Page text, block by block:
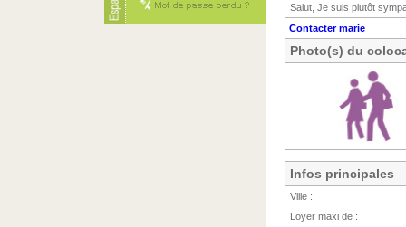
Salut, Je suis plutôt
Contacter marie
Photo(s) du
Infos principales
Ville :
Loyer maxi de :